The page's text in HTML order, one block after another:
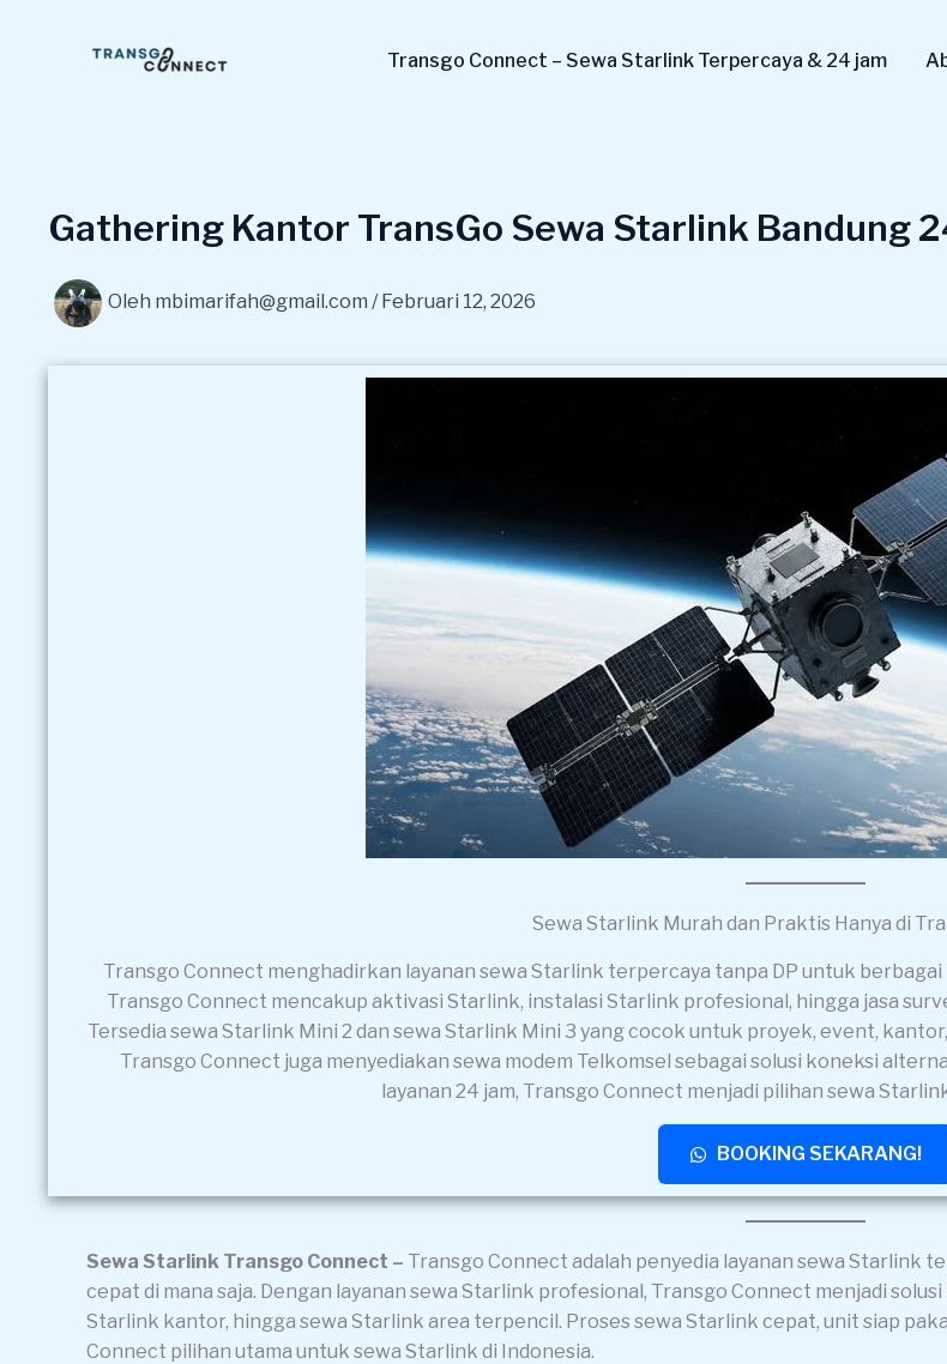
Transgo Connect – Sewa Starlink Terpercaya & 24 jam
Gathering Kantor TransGo Sewa Starlink Bandung
Oleh mbimarifah@gmail.com / Februari 12, 2026
Sewa Starlink Murah dan Praktis Hanya di
Transgo Connect menghadirkan layanan sewa Starlink terpercaya tanpa DP untuk
Transgo Connect mencakup aktivasi Starlink, instalasi Starlink profesional, hingga jasa
Tersedia sewa Starlink Mini 2 dan sewa Starlink Mini 3 yang cocok untuk proyek, event,
Transgo Connect juga menyediakan sewa modem Telkomsel sebagai solusi koneksi
layanan 24 jam, Transgo Connect menjadi pilihan sewa
BOOKING SEKARANG!
Sewa Starlink Transgo Connect – Transgo Connect adalah penyedia layanan sewa Starlink
cepat di mana saja. Dengan layanan sewa Starlink profesional, Transgo Connect menjadi
Starlink kantor, hingga sewa Starlink area terpencil. Proses sewa Starlink cepat, unit siap
Connect pilihan utama untuk sewa Starlink di Indonesia.